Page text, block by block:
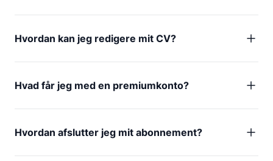
Hvordan kan jeg redigere mit CV?
Hvad får jeg med en premiumkonto?
Hvordan afslutter jeg mit abonnement?